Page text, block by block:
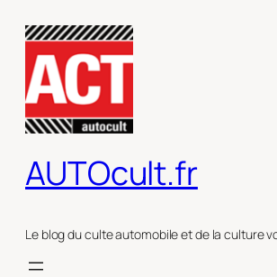
contenu
AUTOcult.fr
Le blog du culte automobile et de la culture